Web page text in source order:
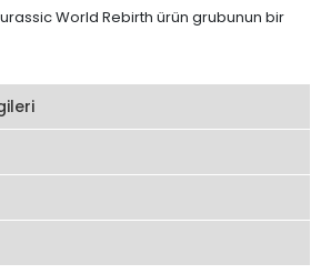
World Rebirth ürün grubunun bir